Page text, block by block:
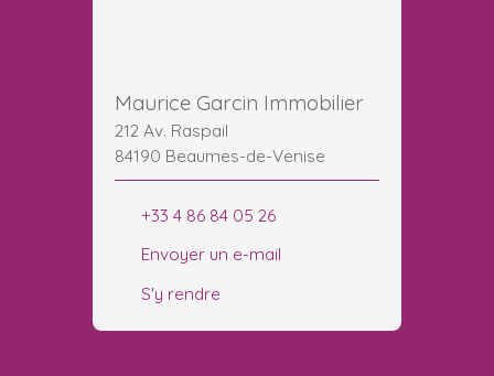
Maurice Garcin Immobilier
212 Av. Raspail
84190 Beaumes-de-Venise
+33 4 86 84 05 26
Envoyer un e-mail
S'y rendre